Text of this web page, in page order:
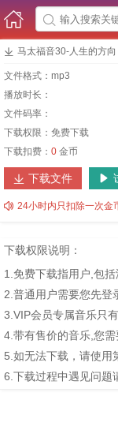
 
 马太福音30-人生的方向
文件格式： mp3
播放时长：
文件码率：
下载权限： 免费下载
下载扣费： 0 金币
 下载文件 
 24小时内只扣除一次金
下载权限说明：
1.免费下载指用户,包
2.普通用户需要您先登
3.VIP会员专属音乐只
4.带有售价的音乐,您
5.如无法下载，请使用
6.下载过程中遇见问题